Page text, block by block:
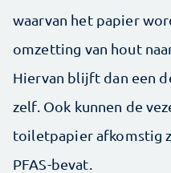
waarvan het papier
omzetting van hout
Hiervan blijft dan een
zelf. Ook kunnen de
toiletpapier afkomstig
PFAS-bevat.